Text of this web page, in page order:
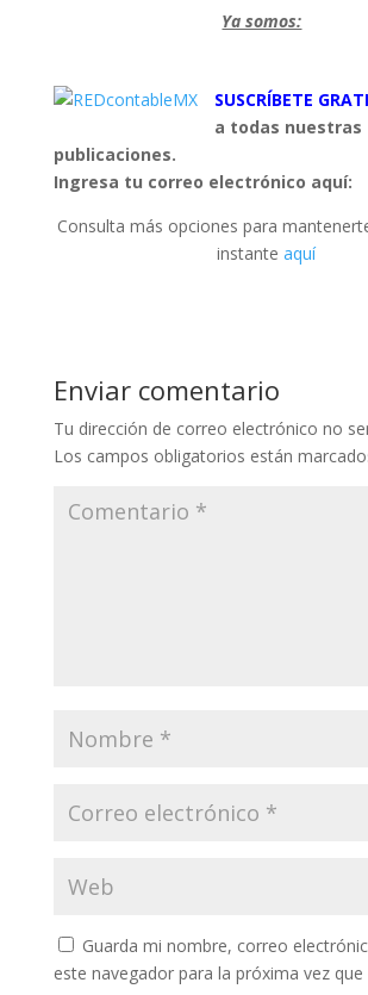
Ya somos:
SUSCRÍBETE
a todas nuestras
publicaciones.
Ingresa tu correo electrónico aquí:
Consulta más opciones para
instanteaquí
Enviar comentario
Tu dirección de correo electrónico no
Los campos obligatorios están
Guarda mi nombre, correo
este navegador para la próxima vez